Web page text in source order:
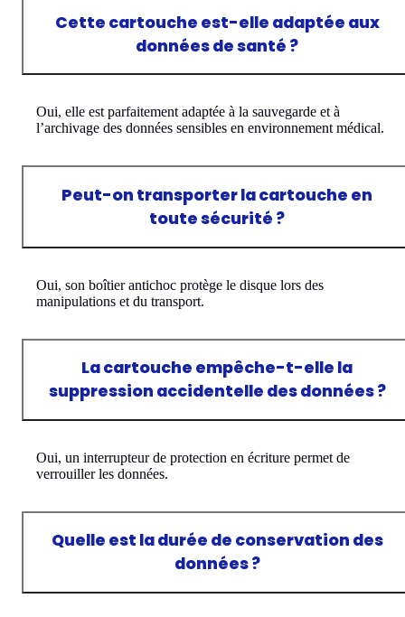
Cette cartouche est-elle adaptée aux
données de santé ?
Oui, elle est parfaitement adaptée à la sauvegarde et à
l’archivage des données sensibles en environnement médical.
Peut-on transporter la cartouche en
toute sécurité ?
Oui, son boîtier antichoc protège le disque lors des
manipulations et du transport.
La cartouche empêche-t-elle la
suppression accidentelle des données ?
Oui, un interrupteur de protection en écriture permet de
verrouiller les données.
Quelle est la durée de conservation des
données ?